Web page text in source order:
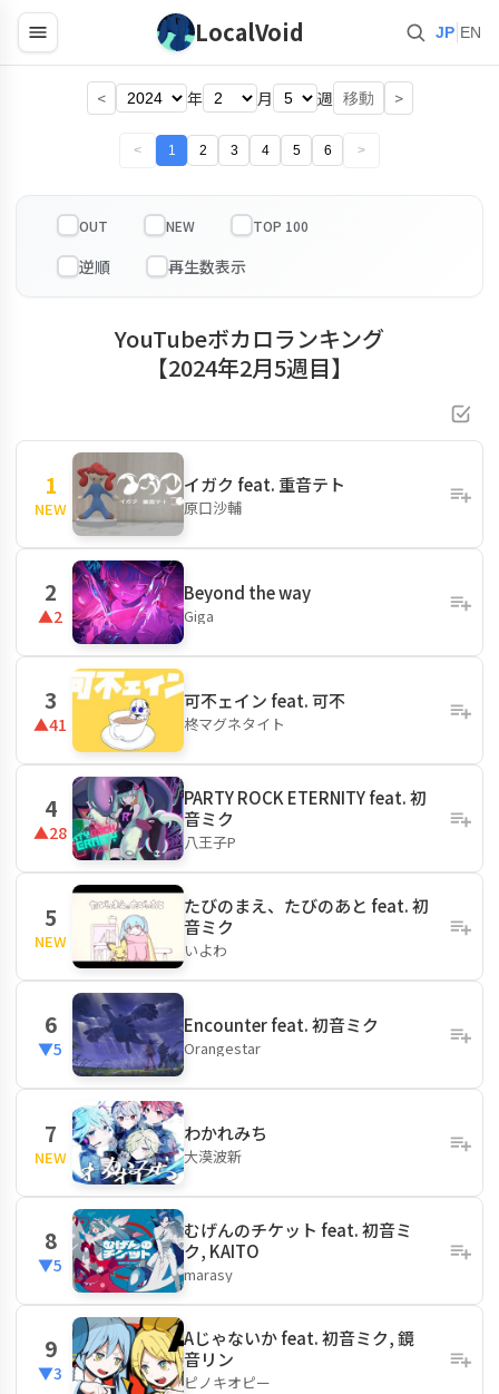
LocalVoid JP EN
< 年 月 週 移動 >
< 1 2 3 4 5 6 >
OUT NEW TOP 100
YouTubeボカロランキング
【2024年2月5週目】
1
NEW
イガク feat. 重音テト
原口沙輔
2
▲2
Beyond the way
Giga
3
▲41
可不ェイン feat. 可不
柊マグネタイト
4
▲28
PARTY ROCK ETERNITY feat. 初
音ミク
八王子P
5
NEW
たびのまえ、たびのあと feat. 初
音ミク
いよわ
6
▼5
Encounter feat. 初音ミク
Orangestar
7
NEW
わかれみち
大漠波新
8
▼5
むげんのチケット feat. 初音ミ
ク, KAITO
marasy
9
▼3
Aじゃないか feat. 初音ミク, 鏡
音リン
ピノキオピー